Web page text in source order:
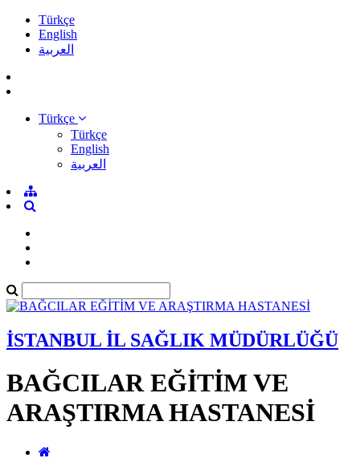
Türkçe
English
العربية
Türkçe
Türkçe
English
العربية
İSTANBUL İL SAĞLIK MÜDÜRLÜĞÜ
BAĞCILAR EĞİTİM VE
ARAŞTIRMA HASTANESİ